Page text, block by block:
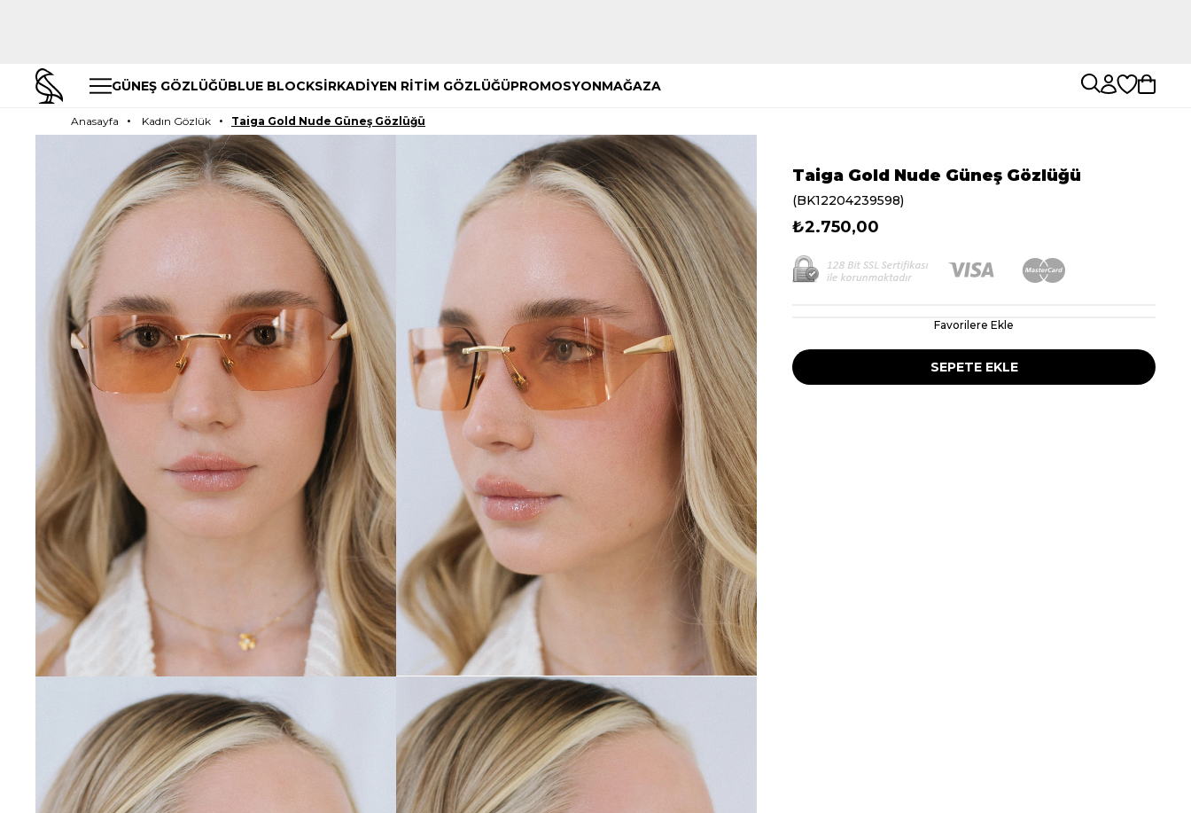
GÜNEŞ GÖZLÜĞÜBLUE BLOCKSİRKADİYEN RİTİM GÖZLÜĞÜPROMOSYONMAĞAZA
Anasayfa Kadın Gözlük Taiga Gold Nude Güneş Gözlüğü
Taiga Gold Nude Güneş Gözlüğü
(BK12204239598)
₺2.750,00
Favorilere Ekle